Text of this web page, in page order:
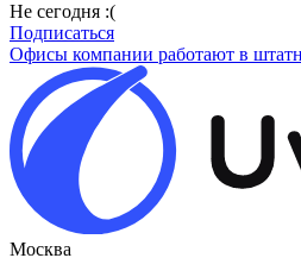
Не сегодня :(
Подписаться
Офисы компании работают в
Москва